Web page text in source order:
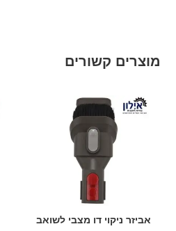
מוצרים קשורים
אביזר ניקוי דו מצבי לשואב